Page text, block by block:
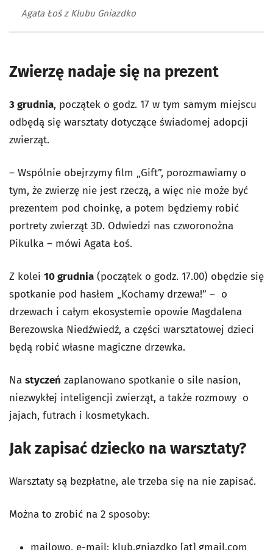
Agata Łoś z Klubu Gniazdko
Zwierzę nadaje się na prezent
3 grudnia, początek o godz. 17 w tym samym miejscu
odbędą się warsztaty dotyczące świadomej adopcji
zwierząt.
– Wspólnie obejrzymy film „Gift”, porozmawiamy o
tym, że zwierzę nie jest rzeczą, a więc nie może być
prezentem pod choinkę, a potem będziemy robić
portrety zwierząt 3D. Odwiedzi nas czworonożna
Pikulka – mówi Agata Łoś.
Z kolei 10 grudnia (początek o godz. 17.00) obędzie się
spotkanie pod hasłem „Kochamy drzewa!” – o
drzewach i całym ekosystemie opowie Magdalena
Berezowska Niedźwiedź, a części warsztatowej dzieci
będą robić własne magiczne drzewka.
Na styczeń zaplanowano spotkanie o sile nasion,
niezwykłej inteligencji zwierząt, a także rozmowy o
jajach, futrach i kosmetykach.
Jak zapisać dziecko na warsztaty?
Warsztaty są bezpłatne, ale trzeba się na nie zapisać.
Można to zrobić na 2 sposoby:
mailowo, e-mail: klub.gniazdko [at] gmail.com